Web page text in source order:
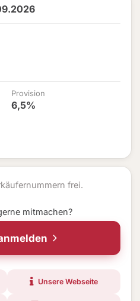
Provision
6,5%
frei.
mitmachen?
Unsere Webseite